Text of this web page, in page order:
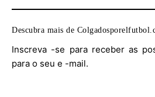
Descubra mais de
Inscreva -se para receber as
para o seu e -mail.